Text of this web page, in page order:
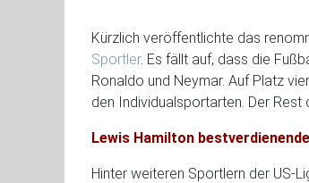
Kürzlich veröffentlichte das
Sportler. Es fällt auf, dass die
Ronaldo und Neymar. Auf Platz
den Individualsportarten. Der
Lewis Hamilton
Hinter weiteren Sportlern der US-